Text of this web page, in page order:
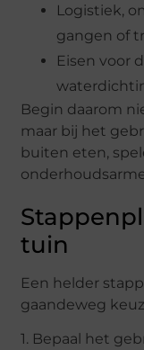
Logistiek,
gangen of
Eisen voor
Begin daarom
maar bij het
buiten eten,
tuin
Een helder
gaandeweg
1. Bepaal het